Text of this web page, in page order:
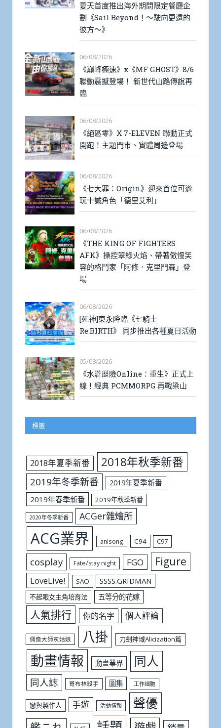
夏天首度推出海外期間限定餐廳企
劃《Sail Beyond！～駛向更遠的
彼方～》
06/08/2026
《巔峰極速》x《MF GHOST》8/6
聯動震撼登場！ 新世代山路傳說再
臨
06/08/2026
《絕區零》X 7-ELEVEN 聯動正式
開跑！主題門市、實體周邊登場
06/08/2026
《七大罪：Origin》迎來首位可遊
玩十誡角色「德里艾利」
06/08/2026
《THE KING OF FIGHTERS
AFK》操控翠綠火焰、帶著傲慢笑
容的格鬥家「阿修．克里門森」登
場
06/08/2026
[死神]東永降臨《七騎士
Re:BIRTH》 同步推出各種夏日活動
05/08/2026
《水滸歷險Online：重生》正式上
線！經典 PCMMORPG 再戰梁山
標籤
2018年夏季新番 2018年秋季新番
2019年冬季新番
2019年夏季新番
2019年春季新番
2019年秋季新番
2020年冬季新番 ACGer雜燴所
ACG業界 anisong C94 C97
cosplay Fate/stay night FGO Figure
LoveLive! SAO SSSS.GRIDMAN
不起眼女主角培育法 五等分的花嫁
人氣排行 你的名字 個人評論
偶像大師灰姑娘 八掛 刀劍神域Alicization篇
動畫情報 動畫業界 同人
同人誌 哥布林殺手 圖集 工作細胞
戀與製作人 手遊 活動情報 聲優